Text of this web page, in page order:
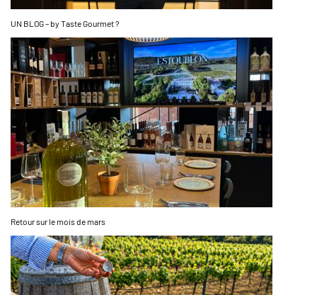
UN BLOG – by Taste Gourmet ?
Retour sur le mois de mars